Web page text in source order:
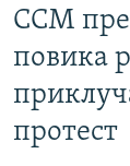
главната
навигација
на
пребарување
ШТО ТРЕБА
ПРИЈАВИ СЕ
ПОДКАСТ
ССМ
повика
протест